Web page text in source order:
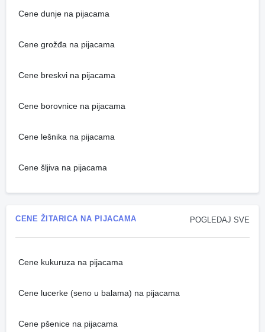
Cene dunje na pijacama
Cene grožđa na pijacama
Cene breskvi na pijacama
Cene borovnice na pijacama
Cene lešnika na pijacama
Cene šljiva na pijacama
POGLEDAJ SVE
CENE ŽITARICA NA PIJACAMA
Cene kukuruza na pijacama
Cene lucerke (seno u balama) na pijacama
Cene pšenice na pijacama